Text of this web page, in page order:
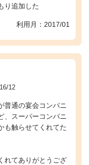
り追加した
利用月：2017/01
12
普通の宴会コンパニ
、スーパーコンパニ
も触らせてくれてた
れてありがとうござ